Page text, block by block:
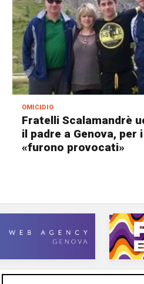
omicidio
Fratelli Scalamandrè
il padre a Genova, per
«furono provocati»